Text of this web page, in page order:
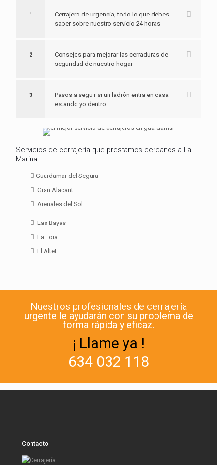
1
Cerrajero de urgencia, todo lo que debes
saber sobre nuestro servicio 24 horas
2
Consejos para mejorar las cerraduras de
seguridad de nuestro hogar
3
Pasos a seguir si un ladrón entra en casa
estando yo dentro
Servicios de cerrajería que prestamos cercanos a La
Marina
Guardamar del Segura
Gran Alacant
Arenales del Sol
Las Bayas
La Foia
El Altet
Nuestros profesionales de cerrajería
urgente le ayudarán con su problema de
forma rápida y eficaz.
¡ Llame ya !
634 032 118
Contacto